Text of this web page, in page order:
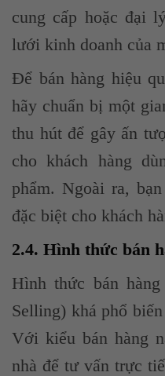
cung cấp hoặc đại
lưới kinh doanh của
Để bán hàng hiệu
hãy chuẩn bị một
thu hút để gây ấn
cho khách hàng
phẩm. Ngoài ra,
đặc biệt cho khách
2.4. Hình thức bán
Hình thức bán
Selling) khá phổ
Với kiểu bán hàng
nhà để tư vấn trực